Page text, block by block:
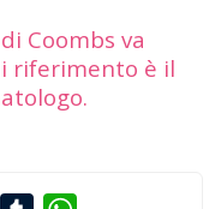
Coombs va
riferimento è il